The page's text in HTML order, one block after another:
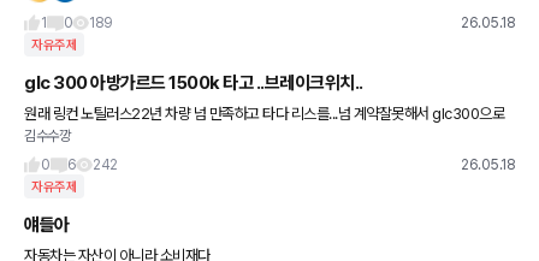
1
0 189 26.05.18
자유주제
glc 300 아방가르드 1500k 타고 ..브레이크위치..
원래 링컨 노틸러스22년 차량 넘 만족하고 타다 리스를...넘 계약잘못해서 glc300으로
현금완납으로 (직납제이슈로 넘 급하게 산) 샀는데 첨 탈땐 모르던... 브레이크 위치가 너
무 왼쪽으로
김수수깡
0
6 242 26.05.18
자유주제
얘들아
자동차는 자산이 아니라 소비재다